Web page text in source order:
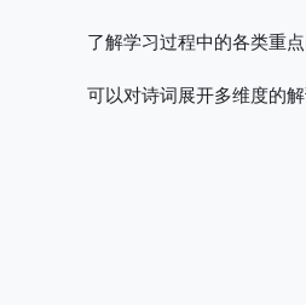
了解学习过程中的各类重
可以对诗词展开多维度的